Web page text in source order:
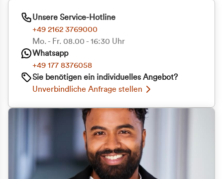
Unsere Service-Hotline
+49 2162 3769000
Mo. - Fr. 08.00 - 16:30 Uhr
Whatsapp
+49 177 8376058
Sie benötigen ein individuelles Angebot?
Unverbindliche Anfrage stellen